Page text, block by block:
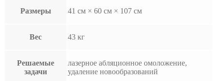
Размеры 41 см × 60 см × 107 см
Вес 43 кг
Решаемые
задачи
лазерное абляционное омоложение,
удаление новообразований